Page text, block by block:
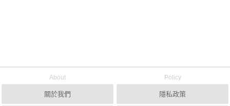
About
關於我們
Policy
隱私政策